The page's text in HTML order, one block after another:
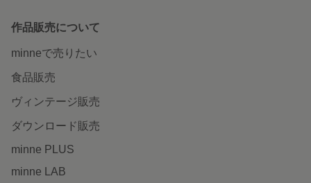
作品販売について
minneで売りたい
食品販売
ヴィンテージ販売
ダウンロード販売
minne PLUS
minne LAB